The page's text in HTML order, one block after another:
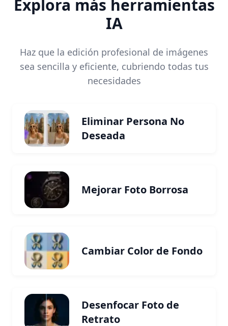
Explora más herramientas
IA
Haz que la edición profesional de imágenes
sea sencilla y eficiente, cubriendo todas tus
necesidades
Eliminar Persona No
Deseada
Mejorar Foto Borrosa
Cambiar Color de Fondo
Desenfocar Foto de
Retrato